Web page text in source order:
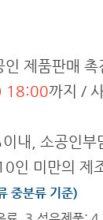
제품판매 촉
18:00까지 /
내, 소공인
인 미만의 제
중분류 기준)